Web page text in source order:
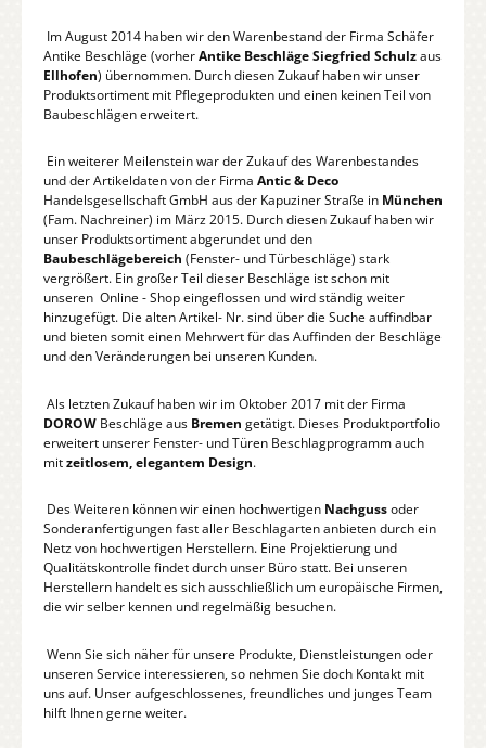
Im August 2014 haben wir den Warenbestand der Firma Schäfer
Antike Beschläge (vorherAntike Beschläge Siegfried Schulzaus
Ellhofen) übernommen. Durch diesen Zukauf haben wir unser
Produktsortiment mit Pflegeprodukten und einen keinen Teil von
Baubeschlägen erweitert.
Ein weiterer Meilenstein war der Zukauf des Warenbestandes
und der Artikeldaten von der Firma Antic & Deco
Handelsgesellschaft GmbH aus der Kapuziner Straße in München
(Fam. Nachreiner) im März 2015. Durch diesen Zukauf haben wir
unser Produktsortiment abgerundet und den
Baubeschlägebereich (Fenster- und Türbeschläge) stark
vergrößert. Ein großer Teil dieser Beschläge ist schon mit
unseren Online - Shop eingeflossen und wird ständig weiter
hinzugefügt. Die alten Artikel- Nr. sind über die Suche auffindbar
und bieten somit einen Mehrwert für das Auffinden der Beschläge
und den Veränderungen bei unseren Kunden.
Als letzten Zukauf haben wir im Oktober 2017 mit der Firma
DOROW Beschläge aus Bremen getätigt. Dieses Produktportfolio
erweitert unserer Fenster- und Türen Beschlagprogramm auch
mitzeitlosem, elegantem Design.
Des Weiteren können wir einen hochwertigen Nachgussoder
Sonderanfertigungen fast aller Beschlagarten anbieten durch ein
Netz von hochwertigen Herstellern. Eine Projektierung und
Qualitätskontrolle findet durch unser Büro statt. Bei unseren
Herstellern handelt es sich ausschließlich um europäische Firmen,
die wir selber kennen und regelmäßig besuchen.
Wenn Sie sich näher für unsere Produkte, Dienstleistungen oder
unseren Service interessieren, so nehmen Sie doch Kontakt mit
uns auf. Unser aufgeschlossenes, freundliches und junges Team
hilft Ihnen gerne weiter.